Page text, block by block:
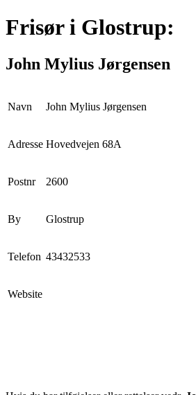
Frisør i Glostrup:
John Mylius Jørgensen
Navn John Mylius Jørgensen
Adresse Hovedvejen 68A
Postnr 2600
By Glostrup
Telefon 43432533
Website